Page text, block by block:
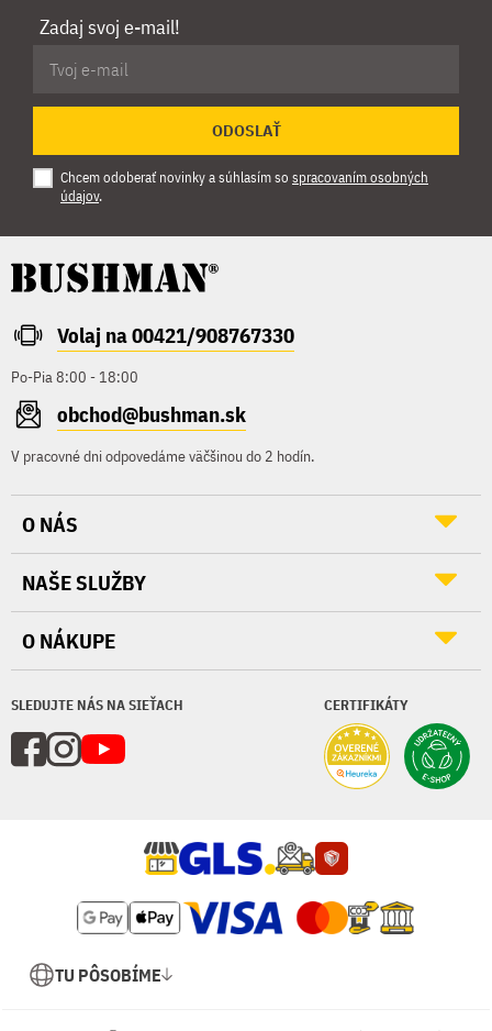
Zadaj svoj e-mail!
ODOSLAŤ
Chcem odoberať novinky a súhlasím so spracovaním osobných
údajov.
Volaj na 00421/908767330
Po-Pia 8:00 - 18:00
obchod@bushman.sk
V pracovné dni odpovedáme väčšinou do 2 hodín.
SLEDUJTE NÁS NA SIEŤACH CERTIFIKÁTY
O NÁS
NAŠE SLUŽBY
O NÁKUPE
TU PÔSOBÍME